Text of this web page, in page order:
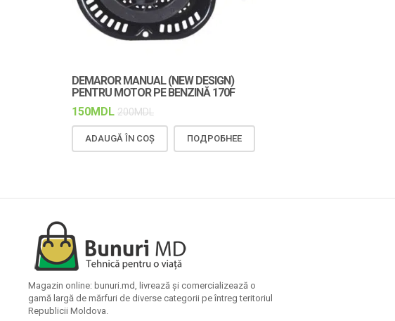
DEMAROR MANUAL (NEW DESIGN)
PENTRU MOTOR PE BENZINĂ 170F
150MDL 200MDL
ADAUGĂ ÎN COȘ ПОДРОБНЕЕ
Magazin online: bunuri.md, livrează și comercializează o
gamă largă de mărfuri de diverse categorii pe întreg teritoriul
Republicii Moldova.